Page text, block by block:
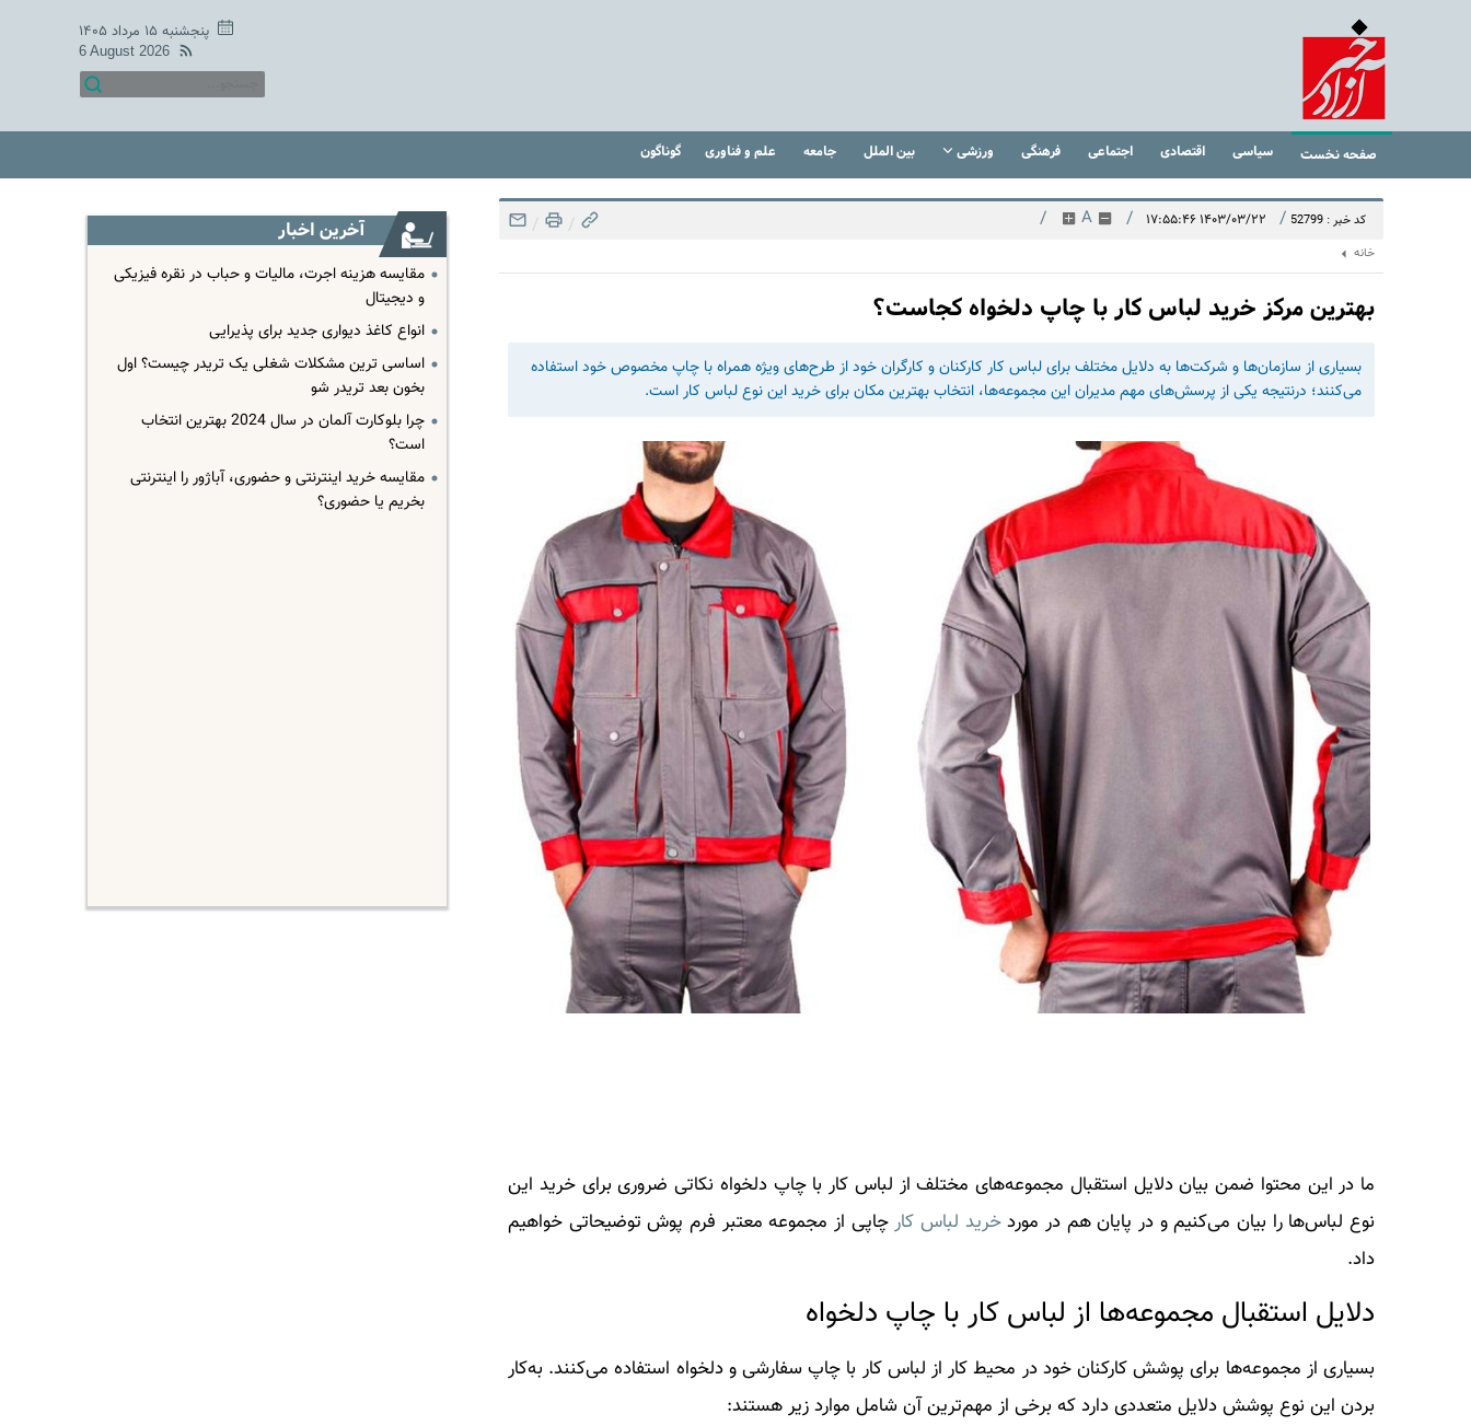
پنجشنبه ۱۵ مرداد ۱۴۰۵
6 August 2026
صفحه نخست سیاسی اقتصادی اجتماعی فرهنگی ورزشی بین الملل جامعه علم و فناوری گوناگون
کد خبر : 52799 / ۱۴۰۳/۰۳/۲۲ ۱۷:۵۵:۴۶ /
A
/
/
/
خانه
بهترین مرکز خرید لباس کار با چاپ دلخواه کجاست؟
بسیاری از سازمان‌ها و شرکت‌ها به دلایل مختلف برای لباس کار کارکنان و کارگران خود از طرح‌های ویژه همراه با چاپ مخصوص خود استفاده
می‌کنند؛ درنتیجه یکی از پرسش‌های مهم مدیران این مجموعه‌ها، انتخاب بهترین مکان برای خرید این نوع لباس کار است.
ما در این محتوا ضمن بیان دلایل استقبال مجموعه‌های مختلف از لباس کار با چاپ دلخواه نکاتی ضروری برای خرید این
نوع لباس‌ها را بیان می‌کنیم و در پایان هم در موردخرید لباس کار چاپی از مجموعه معتبر فرم پوش توضیحاتی خواهیم
داد.
دلایل استقبال مجموعه‌ها از لباس کار با چاپ دلخواه
بسیاری از مجموعه‌ها برای پوشش کارکنان خود در محیط کار از لباس کار با چاپ سفارشی و دلخواه استفاده می‌کنند. به‌کار
بردن این نوع پوشش دلایل متعددی دارد که برخی از مهم‌ترین آن شامل موارد زیر هستند:
آخرین اخبار
مقایسه هزینه اجرت، مالیات و حباب در نقره فیزیکی
و دیجیتال
انواع کاغذ دیواری جدید برای پذیرایی
اساسی ترین مشکلات شغلی یک تریدر چیست؟ اول
بخون بعد تریدر شو
چرا بلوکارت آلمان در سال 2024 بهترین انتخاب
است؟
مقایسه خرید اینترنتی و حضوری، آباژور را اینترنتی
بخریم یا حضوری؟